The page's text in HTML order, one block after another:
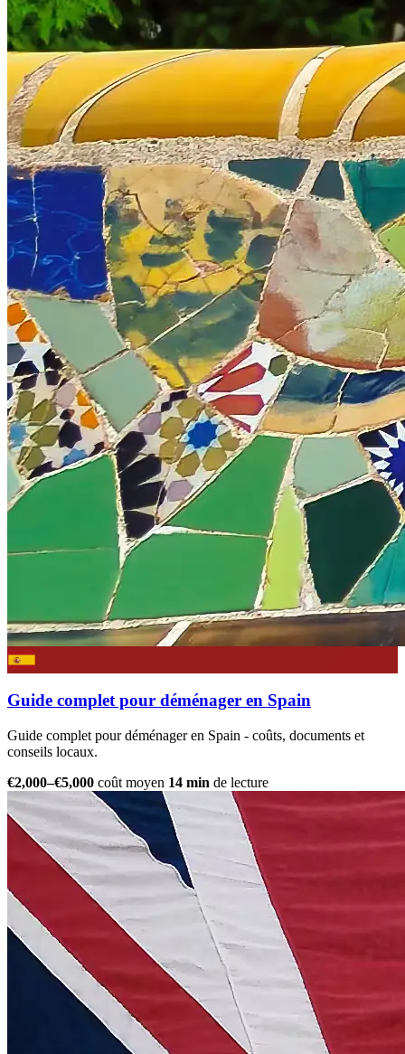
Guide complet pour déménager en Spain
Guide complet pour déménager en Spain - coûts, documents et
conseils locaux.
€2,000–€5,000 coût moyen 14 min de lecture